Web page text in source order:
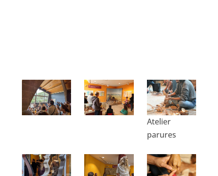
Atelier
parures